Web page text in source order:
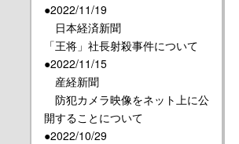
●2022/11/19
日本経済新聞
「王将」社長射殺事件について
●2022/11/15
産経新聞
防犯カメラ映像をネット上に公
開することについて
●2022/10/29